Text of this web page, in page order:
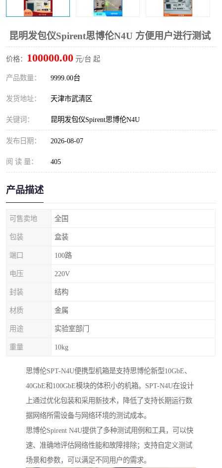
昆明发包仪Spirent思博伦N4U 方便用户进行测试
价格： 100000.00 元/台 起
产品数量： 9999.00台
发货地址： 天津市武清区
关键词： 昆明发包仪Spirent思博伦N4U
发布日期： 2026-08-07
阅 读 量： 405
产品描述
可售卖地 全国
包装 盒装
端口 100路
电压 220V
封装 结构
材质 金属
用途 实验室部门
重量 10kg
思博伦SPT-N4U便携型机箱是支持思博伦新型10GbE、
40GbE和100GbE模块的体积小的机箱。SPT-N4U在设计
上通过优化包装和采用新技术，降低了支持长期运行数
据网络所需设备与网络环境的测试成本。
思博伦Spirent N4U提供了多种测试用例和工具，可以快
速、准确地评估网络性能和故障排除；支持自定义测试
场景和参数，可以满足不同用户的需求。